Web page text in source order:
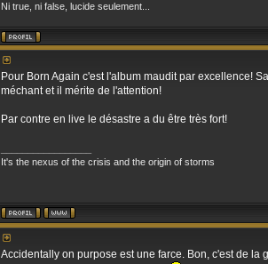
Ni true, ni false, lucide seulement...
Pour Born Again c'est l'album maudit par excellence!
méchant et il mérite de l'attention!
Par contre en live le désastre a du être très fort!
It's the nexus of the crisis and the origin of storms
Accidentally on purpose est une farce. Bon, c'est de